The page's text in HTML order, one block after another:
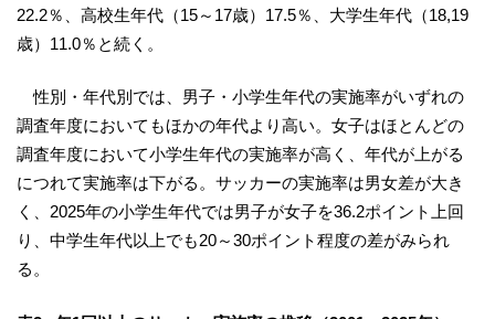
22.2％、高校生年代（15～17歳）17.5％、大学生年代（18,19
歳）11.0％と続く。
性別・年代別では、男子・小学生年代の実施率がいずれの
調査年度においてもほかの年代より高い。女子はほとんどの
調査年度において小学生年代の実施率が高く、年代が上がる
につれて実施率は下がる。サッカーの実施率は男女差が大き
く、2025年の小学生年代では男子が女子を36.2ポイント上回
り、中学生年代以上でも20～30ポイント程度の差がみられ
る。